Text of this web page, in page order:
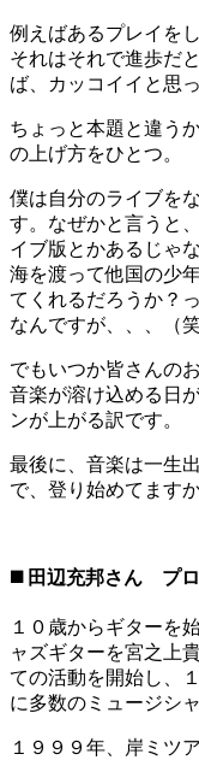
例えばあるプレイを
それはそれで進歩だ
ば、カッコイイと思
ちょっと本題と違う
の上げ方をひとつ。
僕は自分のライブを
す。なぜかと言うと
イブ版とかあるじゃ
海を渡って他国の少
てくれるだろうか？
なんですが、、、（笑
でもいつか皆さんの
音楽が溶け込める日
ンが上がる訳です。
最後に、音楽は一生
で、登り始めてます
◼️ 田辺充邦さん プ
１０歳からギターを
ャズギターを宮之上
ての活動を開始し、
に多数のミュージシ
１９９９年、岸ミツ